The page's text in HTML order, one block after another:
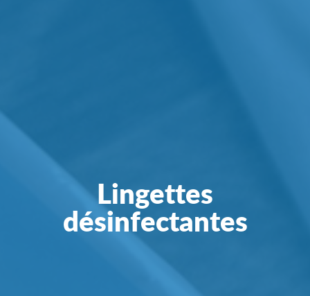
Lingettes
désinfectantes